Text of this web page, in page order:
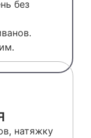
без
натяжку